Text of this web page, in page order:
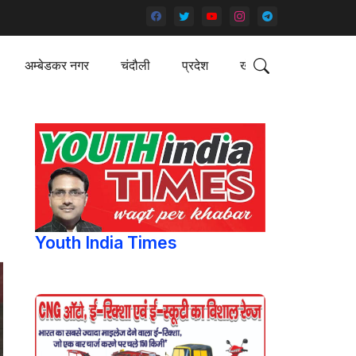
अम्बेडकर नगर चंदौली प्रदेश खेल
Youth India Times